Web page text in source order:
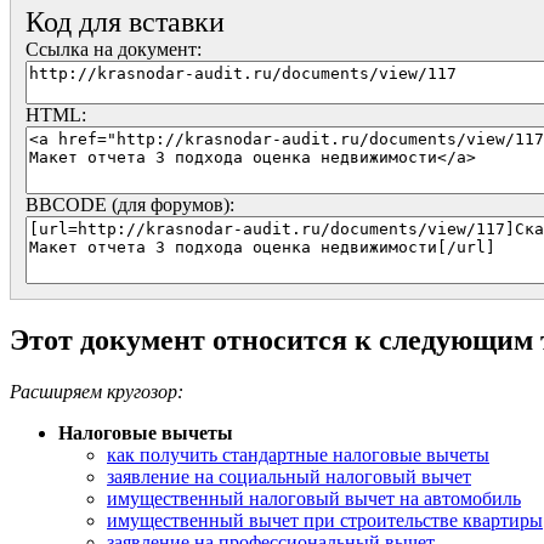
Код для вставки
Ссылка на документ:
HTML:
BBCODE (для форумов):
Этот документ относится к следующим
Расширяем кругозор:
Налоговые вычеты
как получить стандартные налоговые вычеты
заявление на социальный налоговый вычет
имущественный налоговый вычет на автомобиль
имущественный вычет при строительстве квартиры